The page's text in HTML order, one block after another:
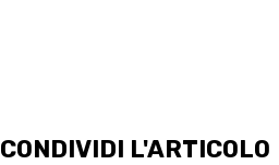
CONDIVIDI L'ARTICOLO